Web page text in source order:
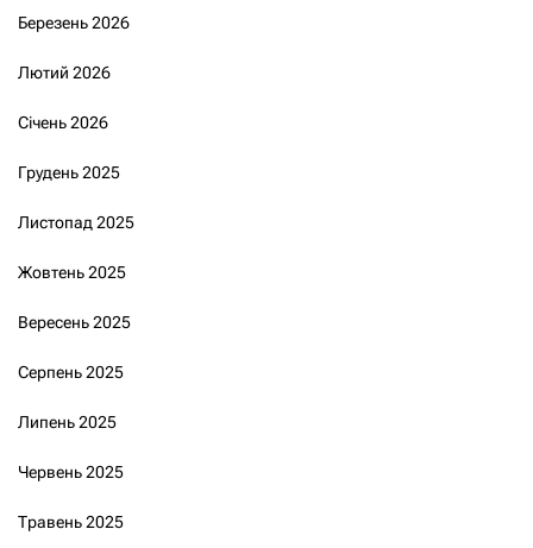
Березень 2026
Лютий 2026
Січень 2026
Грудень 2025
Листопад 2025
Жовтень 2025
Вересень 2025
Серпень 2025
Липень 2025
Червень 2025
Травень 2025